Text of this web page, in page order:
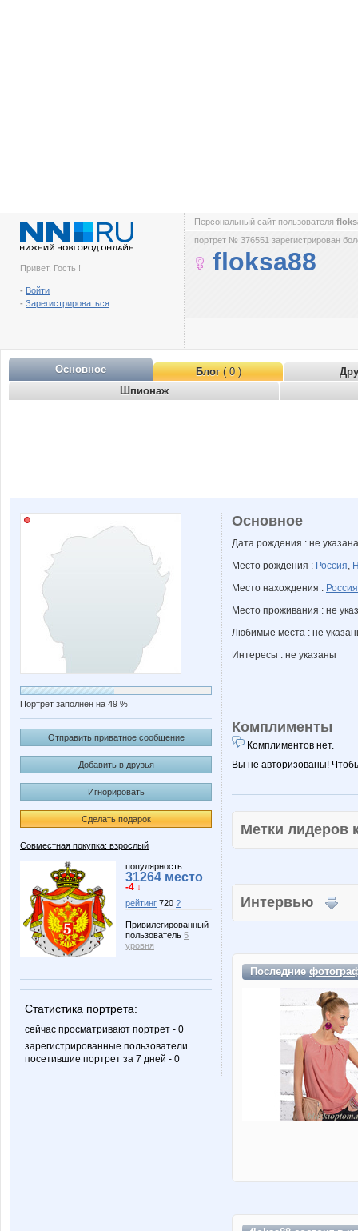
Привет, Гость !
- Войти
- Зарегистрироваться
Персональный сайт пользователя
портрет № 376551 зарегистрирован
floksa88
Основное Блог( 0 )
Шпионаж
Портрет заполнен на 49 %
Отправить приватное сообщение
Добавить в друзья
Игнорировать
Сделать подарок
Совместная покупка: взрослый
популярность:
31264 место
-4 ↓
рейтинг 720 ?
Привилегированный
пользователь 5
уровня
Статистика портрета:
сейчас просматривают портрет - 0
зарегистрированные пользователи
посетившие портрет за 7 дней - 0
Основное
Дата рождения : не указана
Место рождения : Россия,
Место нахождения : Россия
Место проживания : не
Любимые места : не
Интересы : не указаны
Комплименты
Комплиментов нет.
Вы не авторизованы!
Метки
Интервью
Последние